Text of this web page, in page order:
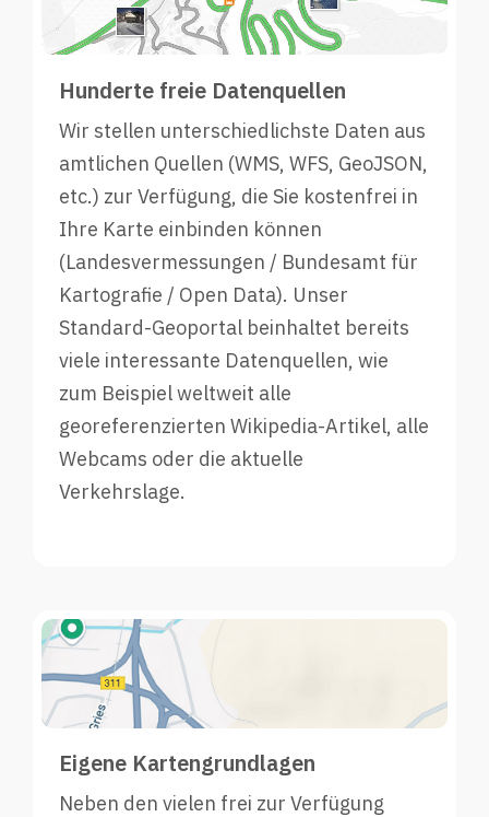
Hunderte freie Datenquellen
Wir stellen unterschiedlichste Daten aus
amtlichen Quellen (WMS, WFS, GeoJSON,
etc.) zur Verfügung, die Sie kostenfrei in
Ihre Karte einbinden können
(Landesvermessungen / Bundesamt für
Kartografie / Open Data). Unser
Standard-Geoportal beinhaltet bereits
viele interessante Datenquellen, wie
zum Beispiel weltweit alle
georeferenzierten Wikipedia-Artikel, alle
Webcams oder die aktuelle
Verkehrslage.
Eigene Kartengrundlagen
Neben den vielen frei zur Verfügung